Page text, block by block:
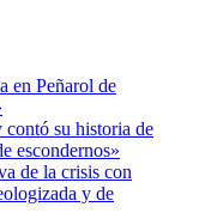
en Peñarol de
contó su historia de
escondernos»
de la crisis con
y de